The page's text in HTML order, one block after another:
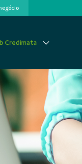
Credimata